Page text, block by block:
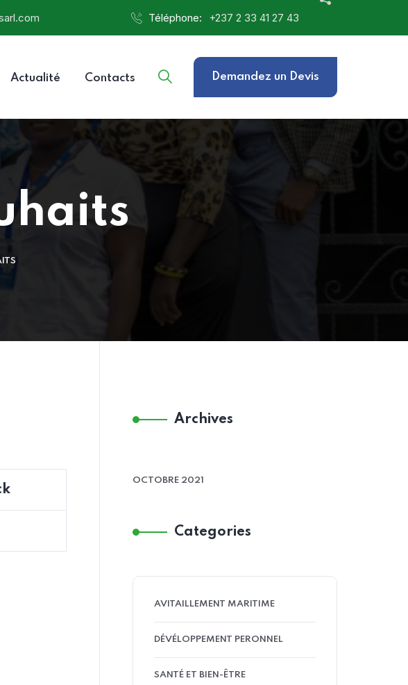
Téléphone: ‎+237 2 33 41 27 43
Actualité Contacts Demandez un Devis
Archives
OCTOBRE 2021
Categories
AVITAILLEMENT MARITIME
DÉVÉLOPPEMENT PERONNEL
SANTÉ ET BIEN-ÊTRE